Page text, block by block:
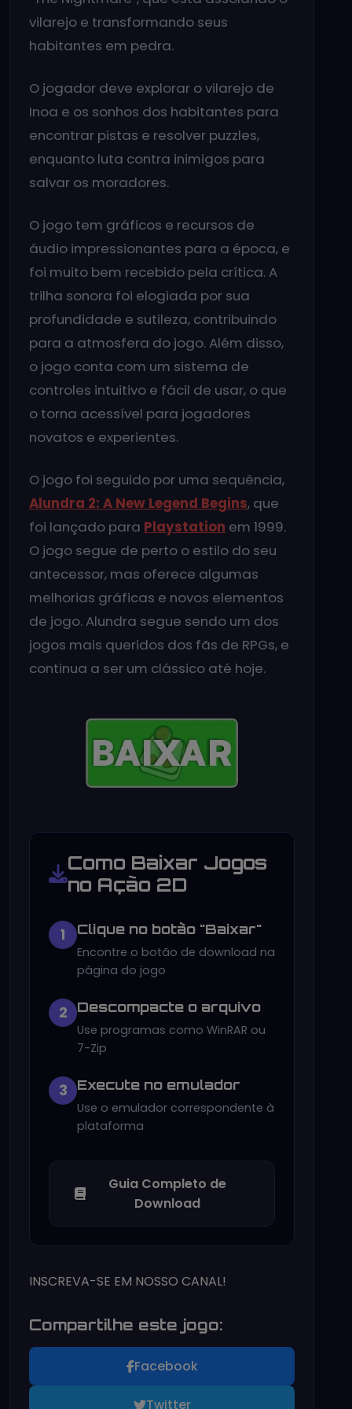
vilarejo e transformando seus
habitantes em pedra.
O jogador deve explorar o vilarejo de
Inoa e os sonhos dos habitantes para
encontrar pistas e resolver puzzles,
enquanto luta contra inimigos para
salvar os moradores.
O jogo tem gráficos e recursos de
áudio impressionantes para a época, e
foi muito bem recebido pela crítica. A
trilha sonora foi elogiada por sua
profundidade e sutileza, contribuindo
para a atmosfera do jogo. Além disso,
o jogo conta com um sistema de
controles intuitivo e fácil de usar, o que
o torna acessível para jogadores
novatos e experientes.
O jogo foi seguido por uma sequência,
Alundra 2: A New Legend Begins, que
foi lançado para Playstation em 1999.
O jogo segue de perto o estilo do seu
antecessor, mas oferece algumas
melhorias gráficas e novos elementos
de jogo. Alundra segue sendo um dos
jogos mais queridos dos fãs de RPGs, e
continua a ser um clássico até hoje.
Como Baixar Jogos
no Ação 2D
1 Clique no botão "Baixar"
Encontre o botão de download na
página do jogo
2 Descompacte o arquivo
Use programas como WinRAR ou
7-Zip
3 Execute no emulador
Use o emulador correspondente à
plataforma
Guia Completo de
Download
INSCREVA-SE EM NOSSO CANAL!
Compartilhe este jogo:
Facebook
Twitter